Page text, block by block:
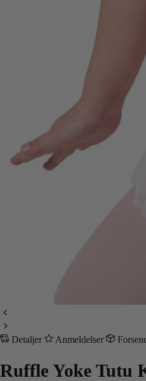
Detaljer Anmeldelser
Ruffle Yoke Tutu